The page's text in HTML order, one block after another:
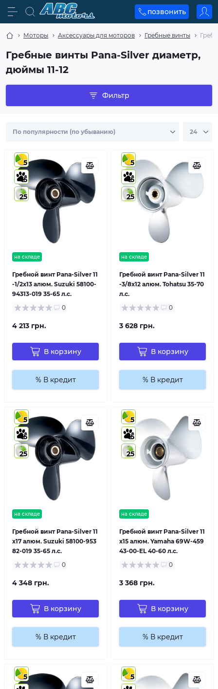
позвонить
Моторы Аксессуары для моторов Гребные винты
Гребные винты Pana-Silver диаметр,
дюймы 11-12
Фильтр
на складе
Гребной винт Pana-Silver 11
-1/2x13 алюм. Suzuki 58100-
94313-019 35-65 л.с.
5
5
25
0
4 213 грн.
В корзину
% В кредит
на складе
Гребной винт Pana-Silver 11
-3/8x12 алюм. Tohatsu 35-70
л.с.
5
5
25
0
3 628 грн.
В корзину
% В кредит
на складе
Гребной винт Pana-Silver 11
x17 алюм. Suzuki 58100-953
82-019 35-65 л.с.
5
5
25
0
4 348 грн.
В корзину
% В кредит
на складе
Гребной винт Pana-Silver 11
x15 алюм. Yamaha 69W-459
43-00-EL 40-60 л.с.
5
5
25
0
3 368 грн.
В корзину
% В кредит
5
5